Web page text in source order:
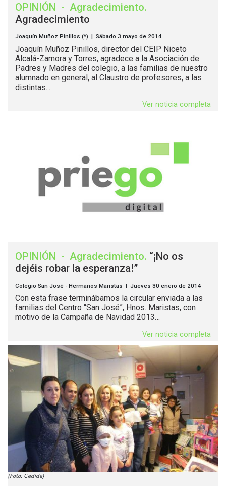
OPINIÓN - Agradecimiento.
Agradecimiento
Joaquín Muñoz Pinillos (*) | Sábado 3 mayo de 2014
Joaquín Muñoz Pinillos, director del CEIP Niceto
Alcalá-Zamora y Torres, agradece a la Asociación de
Padres y Madres del colegio, a las familias de nuestro
alumnado en general, al Claustro de profesores, a las
distintas...
Ver noticia completa
OPINIÓN - Agradecimiento. “¡No os
dejéis robar la esperanza!”
Colegio San José - Hermanos Maristas | Jueves 30 enero de 2014
Con esta frase terminábamos la circular enviada a las
familias del Centro “San José”, Hnos. Maristas, con
motivo de la Campaña de Navidad 2013…
Ver noticia completa
(Foto: Cedida)